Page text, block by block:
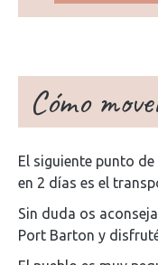
Cómo
El siguiente punto
en 2 días es el
Sin duda os
Port Barton y